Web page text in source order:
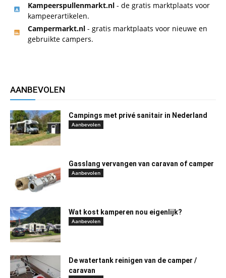
Kampeerspullenmarkt.nl - de gratis marktplaats voor
kampeerartikelen.
Campermarkt.nl - gratis marktplaats voor nieuwe en
gebruikte campers.
AANBEVOLEN
Campings met privé sanitair in Nederland
Aanbevolen
Gasslang vervangen van caravan of camper
Aanbevolen
Wat kost kamperen nou eigenlijk?
Aanbevolen
De watertank reinigen van de camper /
caravan